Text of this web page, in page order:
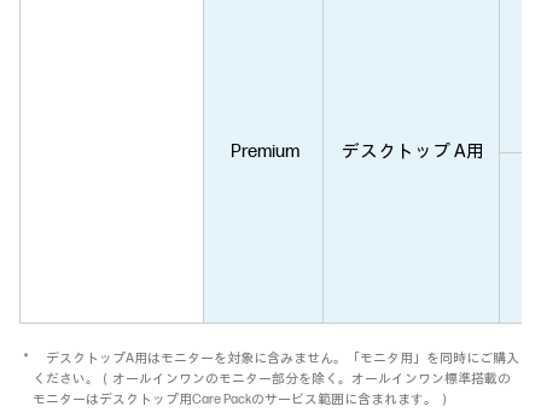
Premium デスクトップ A用
＊ デスクトップA用はモニターを対象に含みません。「モニタ用」を同時にご購入
ください。（オールインワンのモニター部分を除く。オールインワン標準搭載の
モニターはデスクトップ用Care Packのサービス範囲に含まれます。）